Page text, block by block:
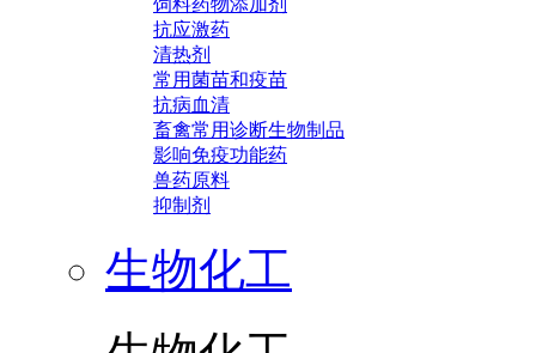
饲料药物添加剂
抗应激药
清热剂
常用菌苗和疫苗
抗病血清
畜禽常用诊断生物制品
影响免疫功能药
兽药原料
抑制剂
生物化工